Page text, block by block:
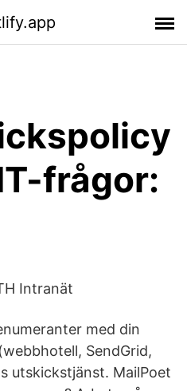
frågor:
Intranät
med din
SendGrid,
utskickstjänst. MailPoet